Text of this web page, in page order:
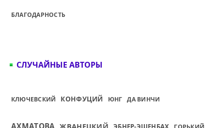
БЛАГОДАРНОСТЬ
СЛУЧАЙНЫЕ АВТОРЫ
КЛЮЧЕВСКИЙ КОНФУЦИЙ ЮНГ ДА ВИНЧИ